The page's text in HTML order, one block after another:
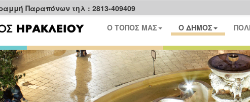
Παραπόνων τηλ : 2813-409409
Ο ΤΟΠΟΣ ΜΑΣ Ο ΔΗΜΟΣ